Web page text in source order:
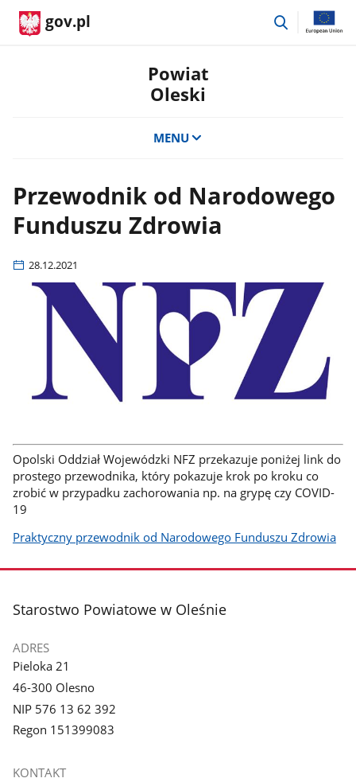
gov.pl
przejdź
Powiat
Oleski
MENU
Przewodnik od Narodowego
Funduszu Zdrowia
28.12.2021
Opolski Oddział Wojewódzki NFZ przekazuje poniżej link do
prostego przewodnika, który pokazuje krok po kroku co
zrobić w przypadku zachorowania np. na grypę czy COVID-
19
Praktyczny przewodnik od Narodowego Funduszu Zdrowia
stopka
Starostwo Powiatowe w Oleśnie
ADRES
Pieloka 21
46-300 Olesno
NIP 576 13 62 392
Regon 151399083
KONTAKT